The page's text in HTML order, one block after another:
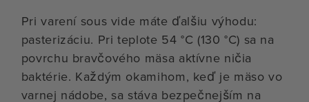
Pri varení sous vide máte ďalšiu výhodu:
pasterizáciu. Pri teplote 54 °C (130 °C) sa na
povrchu bravčového mäsa aktívne ničia
baktérie. Každým okamihom, keď je mäso vo
varnej nádobe, sa stáva bezpečnejším na